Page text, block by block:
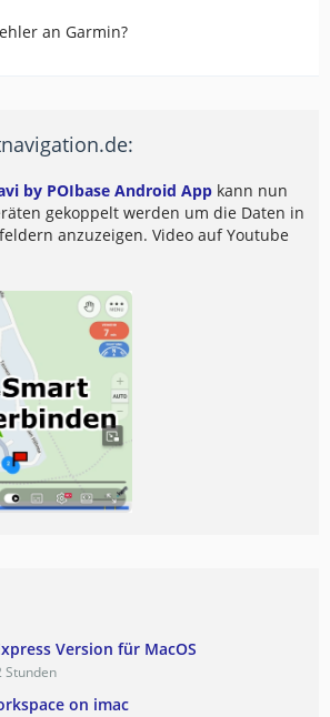
an Garmin?
by POIbase Android App kann nun
gekoppelt werden um die Daten in
anzuzeigen. Video auf Youtube
Version für MacOS
Stunden
on imac